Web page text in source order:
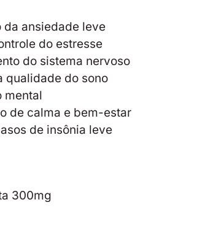
da ansiedade leve
do estresse
do sistema nervoso
qualidade do sono
mental
de calma e bem-estar
de insônia leve
300mg